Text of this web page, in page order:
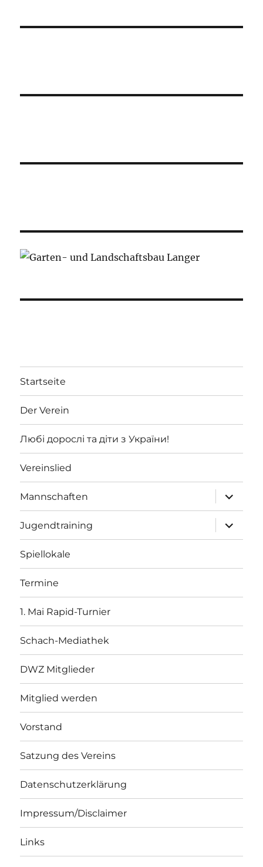
Startseite
Der Verein
Любі дорослі та діти з України!
Vereinslied
Mannschaften
öffnen
Jugendtraining
öffnen
Spiellokale
Termine
1. Mai Rapid-Turnier
Schach-Mediathek
DWZ Mitglieder
Mitglied werden
Vorstand
Satzung des Vereins
Datenschutzerklärung
Impressum/Disclaimer
Links